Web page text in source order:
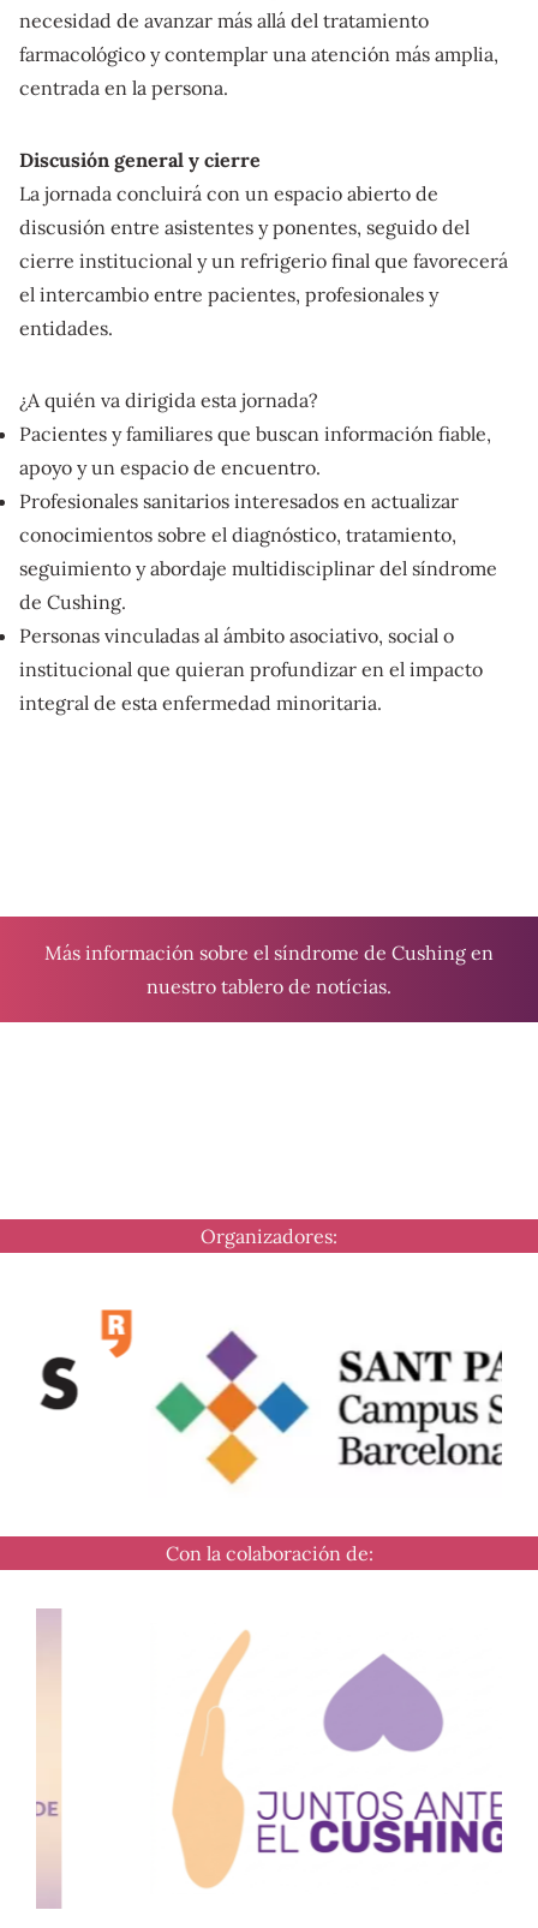
necesidad de avanzar más allá del tratamiento
farmacológico y contemplar una atención más amplia,
centrada en la persona.
Discusión general y cierre
La jornada concluirá con un espacio abierto de
discusión entre asistentes y ponentes, seguido del
cierre institucional y un refrigerio final que favorecerá
el intercambio entre pacientes, profesionales y
entidades.
¿A quién va dirigida esta jornada?
Pacientes y familiares que buscan información fiable,
apoyo y un espacio de encuentro.
Profesionales sanitarios interesados en actualizar
conocimientos sobre el diagnóstico, tratamiento,
seguimiento y abordaje multidisciplinar del síndrome
de Cushing.
Personas vinculadas al ámbito asociativo, social o
institucional que quieran profundizar en el impacto
integral de esta enfermedad minoritaria.
Más información sobre el síndrome de Cushing en
nuestro tablero de notícias.
Organizadores:
Con la colaboración de: